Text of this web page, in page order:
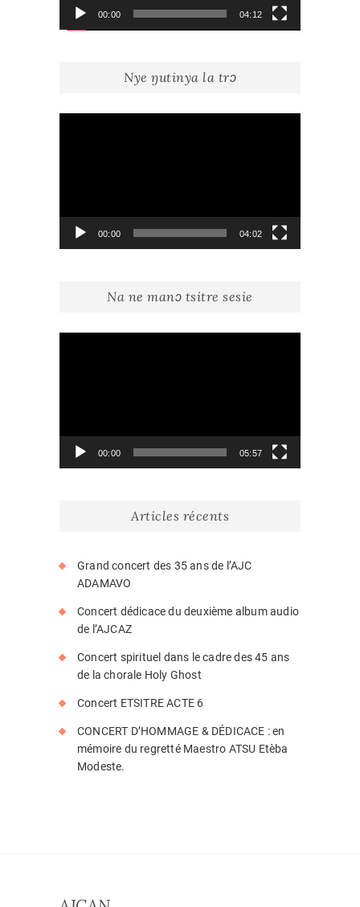
00:00 04:12
Nye ŋutinya la trɔ
00:00 04:02
Na ne manɔ tsitre sesie
00:00 05:57
Articles récents
Grand concert des 35 ans de l’AJC
ADAMAVO
Concert dédicace du deuxième album audio
de l’AJCAZ
Concert spirituel dans le cadre des 45 ans
de la chorale Holy Ghost
Concert ETSITRE ACTE 6
CONCERT D’HOMMAGE & DÉDICACE : en
mémoire du regretté Maestro ATSU Etèba
Modeste.